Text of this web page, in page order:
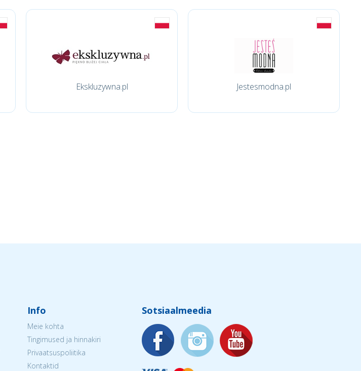
Ekskluzywna.pl Jestesmodna.pl
Info
Meie kohta
Tingimused ja hinnakiri
Privaatsuspoliitika
Kontaktid
Sotsiaalmeedia